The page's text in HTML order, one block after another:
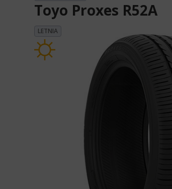
Toyo Proxes R52A
LETNIA